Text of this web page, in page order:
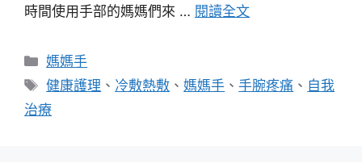
時間使用手部的媽媽們來 … 閱讀全文
分
類
媽媽手
標
籤
健康護理 、 冷敷熱敷 、媽媽手 、手腕疼痛 、 自我
治療